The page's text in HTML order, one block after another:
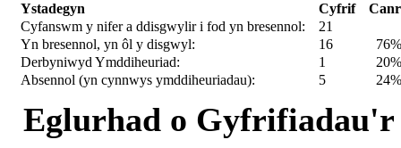
Ystadegyn Cyfrif
Cyfanswm y nifer a ddisgwylir i fod yn bresennol:
21
Yn bresennol, yn ôl y disgwyl:
16
76%
Derbyniwyd Ymddiheuriad:
1
Absennol (yn cynnwys ymddiheuriadau):
5 24%
Eglurhad o Gyfrifiadau'r